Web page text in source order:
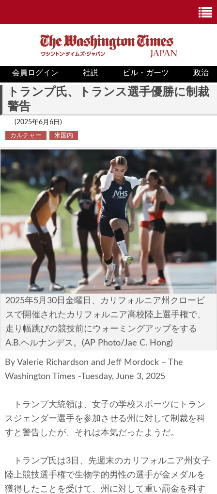
ニュース
ホワイトハウス
COVID-19
米国内
国際
安全保障
ビジネス・経済
カルチャー
ポリシー
税制・予算
エネルギー・環境
サイバーセキュリティ―
国境・移民政策
テクノロジー
コメンタリー
社説
会員ログイン 社説 ビル・ガーツ 政治
トランプ氏、トランス選手優勝に制裁
警告
(2025年6月6日)
カルチャー 米国内
2025年5月30日金曜日、カリフォルニア州クロービ
スで開催されたカリフォルニア高校陸上選手権で、
走り幅跳びの競技前にウォーミングアップをする
A.B.ヘルナンデス。(AP Photo/Jae C. Hong)
By Valerie Richardson and Jeff Mordock – The
Washington Times -Tuesday, June 3, 2025
トランプ大統領は、女子の学校スポーツにトラン
スジェンダー選手を参加させる州に対して制裁を科
すと警告したが、それは本気だったようだ。
トランプ氏は3日、先週末のカリフォルニア州女子
陸上競技選手権で生物学的男性の選手が金メダルを
獲得したことを受けて、州に対して重い罰金を科す